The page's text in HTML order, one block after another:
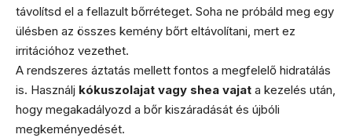
távolítsd el a fellazult bőrréteget. Soha ne próbáld meg egy
ülésben az összes kemény bőrt eltávolítani, mert ez
irritációhoz vezethet.
A rendszeres áztatás mellett fontos a megfelelő hidratálás
is. Használj kókuszolajat vagy shea vajat a kezelés után,
hogy megakadályozd a bőr kiszáradását és újbóli
megkeményedését.